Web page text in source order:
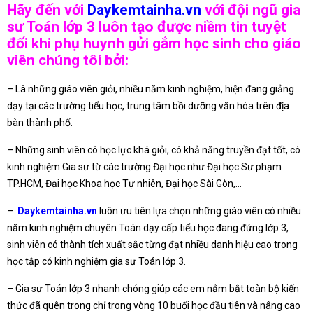
Hãy đến với Daykemtainha.vn với đội ngũ gia
sư Toán lớp 3 luôn tạo được niềm tin tuyệt
đối khi phụ huynh gửi gắm học sinh cho giáo
viên chúng tôi bởi:
– Là những giáo viên giỏi, nhiều năm kinh nghiệm, hiện đang giảng
dạy tại các trường tiểu học, trung tâm bồi dưỡng văn hóa trên địa
bàn thành phố.
– Những sinh viên có học lực khá giỏi, có khả năng truyền đạt tốt, có
kinh nghiệm Gia sư từ các trường Đại học như Đại học Sư phạm
TP.HCM, Đại học Khoa học Tự nhiên, Đại học Sài Gòn,…
– Daykemtainha.vn luôn ưu tiên lựa chọn những giáo viên có nhiều
năm kinh nghiệm chuyên Toán dạy cấp tiểu học đang đứng lớp 3,
sinh viên có thành tích xuất sắc từng đạt nhiều danh hiệu cao trong
học tập có kinh nghiệm gia sư Toán lớp 3.
– Gia sư Toán lớp 3 nhanh chóng giúp các em nắm bắt toàn bộ kiến
thức đã quên trong chỉ trong vòng 10 buổi học đầu tiên và nâng cao